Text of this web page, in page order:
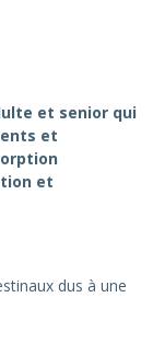
et senior qui
et
et
dus à une